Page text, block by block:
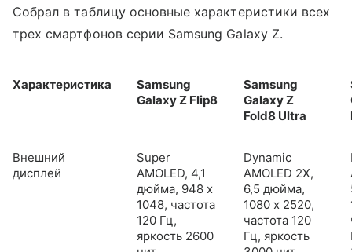
Собрал в таблицу основные характеристики всех
трех смартфонов серии Samsung Galaxy Z.
Характеристика
Samsung
Galaxy Z Flip8
Samsung
Galaxy Z
Fold8 Ultra
Внешний
дисплей
Super
AMOLED, 4,1
дюйма, 948 x
1048, частота
120 Гц,
яркость 2600
Dynamic
AMOLED 2X,
6,5 дюйма,
1080 x 2520,
частота 120
Гц, яркость